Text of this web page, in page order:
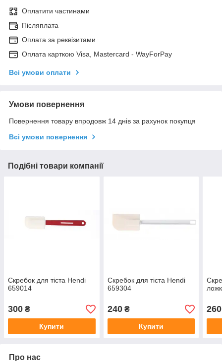
Оплатити частинами
Післяплата
Оплата за реквізитами
Оплата карткою Visa, Mastercard - WayForPay
Всі умови оплати
Умови повернення
Повернення товару впродовж 14 днів за рахунок покупця
Всі умови повернення
Подібні товари компанії
Скребок для тіста Hendi
659014
300 ₴
Купити
Скребок для тіста Hendi
659304
240₴
Купити
260
Про нас